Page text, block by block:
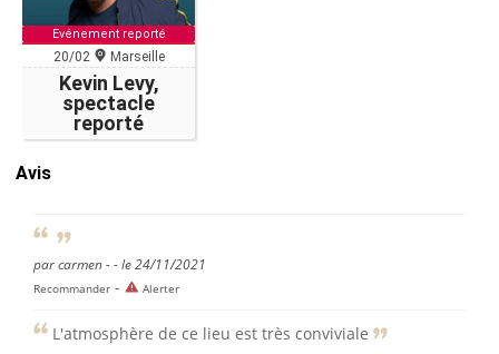
Evénement reporté
20/02 Marseille
Kevin Levy,
spectacle
reporté
Avis
par carmen - - le 24/11/2021
Recommander - Alerter
L'atmosphère de ce lieu est très conviviale